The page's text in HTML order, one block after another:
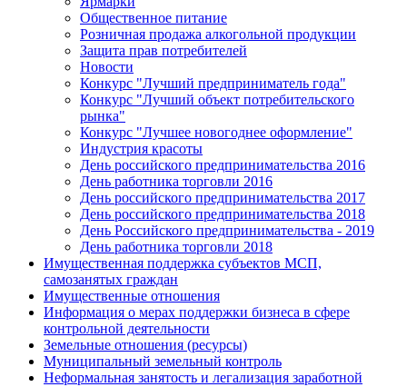
Общественное питание
Розничная продажа алкогольной продукции
Защита прав потребителей
Новости
Конкурс "Лучший предприниматель года"
Конкурс "Лучший объект потребительского
рынка"
Конкурс "Лучшее новогоднее оформление"
Индустрия красоты
День российского предпринимательства 2016
День работника торговли 2016
День российского предпринимательства 2017
День российского предпринимательства 2018
День Российского предпринимательства - 2019
День работника торговли 2018
Имущественная поддержка субъектов МСП,
самозанятых граждан
Имущественные отношения
Информация о мерах поддержки бизнеса в сфере
контрольной деятельности
Земельные отношения (ресурсы)
Муниципальный земельный контроль
Неформальная занятость и легализация заработной